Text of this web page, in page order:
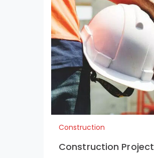
Construction
Construction Project